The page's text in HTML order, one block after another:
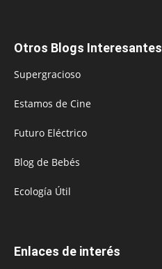
Otros Blogs Interesantes
Supergracioso
Estamos de Cine
Futuro Eléctrico
Blog de Bebés
Ecología Útil
Enlaces de interés